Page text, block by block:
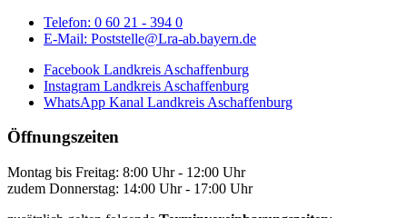
Telefon: 0 60 21 - 394 0
E-Mail: Poststelle@Lra-ab.bayern.de
Facebook Landkreis Aschaffenburg
Instagram Landkreis Aschaffenburg
WhatsApp Kanal Landkreis Aschaffenburg
Öffnungszeiten
Montag bis Freitag: 8:00 Uhr - 12:00 Uhr
zudem Donnerstag: 14:00 Uhr - 17:00 Uhr